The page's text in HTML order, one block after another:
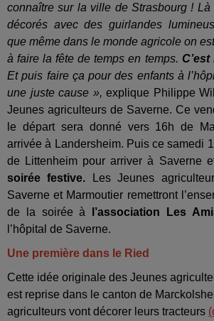
connaître sur la ville de Strasbourg ! Là
décorés avec des guirlandes
que même dans le monde agricole on
à faire la fête de temps en temps.
Et puis faire ça pour des enfants à
une juste cause », explique Philippe
Jeunes agriculteurs de Saverne. Ce
le départ sera donné vers 16h de
arrivée à Landersheim. Puis ce samedi
de Littenheim pour arriver à Saverne
soirée festive.
Les Jeunes
Saverne et Marmoutier remettront
de la soirée à l’association Les
l’hôpital de Saverne.
Une première dans le Ried
Cette idée originale des Jeunes
est reprise dans le canton de
agriculteurs vont décorer leurs tracteurs